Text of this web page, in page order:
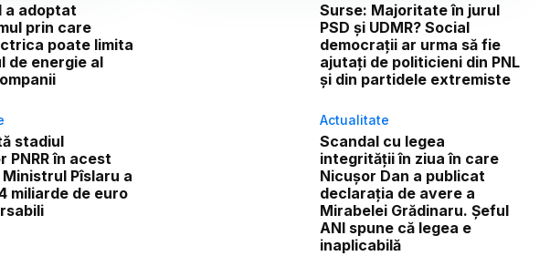
a adoptat
prin care
poate limita
de energie al
Surse: Majoritate în jurul
PSD și UDMR? Social
democrații ar urma să fie
ajutați de politicieni din PNL
și din partidele extremiste
stadiul
PNRR în acest
Pîslaru a
miliarde de euro
Actualitate
Scandal cu legea
integrității în ziua în care
Nicușor Dan a publicat
declarația de avere a
Mirabelei Grădinaru. Șeful
ANI spune că legea e
inaplicabilă